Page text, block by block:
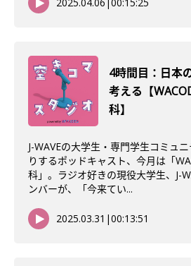
4時間目：日本
考える【
科】
J-WAVEの大学生・専門学生コミュ
りするポッドキャスト、今月は「
科」。ラジオ好きの現役大学生、J-
ンバーが、「今来てい...
2025.03.31 |00:13:51